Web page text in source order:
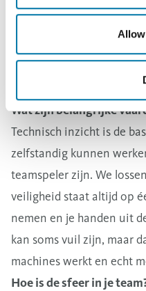
mooie extra!
Wat zijn belangrijke
Technisch inzicht is de
zelfstandig kunnen
teamspeler zijn. We
veiligheid staat altijd op
nemen en je handen uit
kan soms vuil zijn, maar
machines werkt en echt
Hoe is de sfeer in je